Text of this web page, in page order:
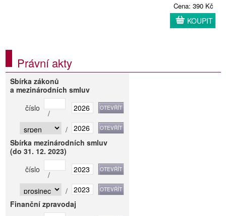
Cena: 390 Kč
KOUPIT
Právní akty
Sbírka zákonů
a mezinárodních smluv
číslo
/
/
Sbírka mezinárodních smluv
(do 31. 12. 2023)
číslo
/
/
Finanční zpravodaj